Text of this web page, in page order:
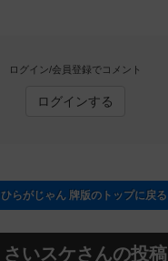
ログイン/会員登録でコメント
ログインする
ひらがじゃん 牌版のトップに戻る
さいスケさんの投稿